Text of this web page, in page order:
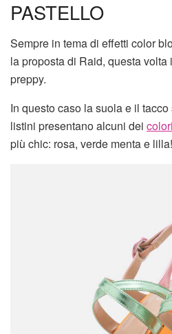
PASTELLO
Sempre in tema di effetti color
la proposta di Raid, questa
preppy.
In questo caso la suola e il
listini presentano alcuni dei
più chic: rosa, verde menta e lilla!